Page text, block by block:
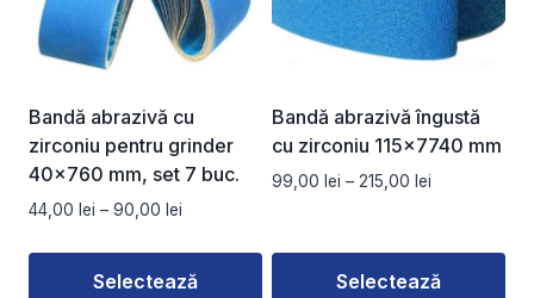
variații.
Opțiunile
fi
alese
în
produsului.
variații.
Opțiunile
fi
alese
pagina
Bandă abrazivă cu
zirconiu pentru grinder
40×760 mm, set 7 buc.
44,00 lei – 90,00 lei
prețuri:
44,00 lei
Selectează
Bandă abrazivă îngustă
cu zirconiu 115×7740 mm
99,00 lei – 215,00 lei
99,00 lei
până
Selectează